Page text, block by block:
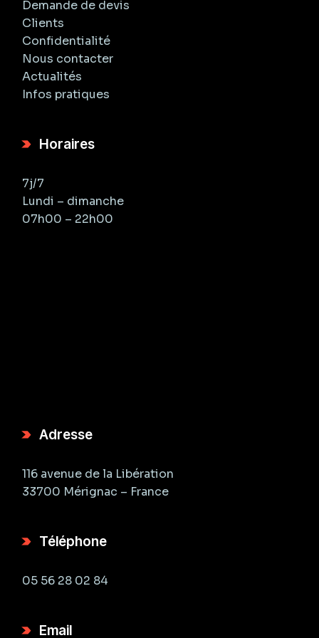
Demande de devis
Clients
Confidentialité
Nous contacter
Actualités
Infos pratiques
Horaires
7j/7
Lundi – dimanche
07h00 – 22h00
Adresse
116 avenue de la Libération
33700 Mérignac – France
Téléphone
05 56 28 02 84
Email